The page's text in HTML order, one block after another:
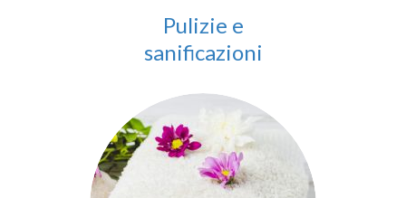
Pulizie e
sanificazioni